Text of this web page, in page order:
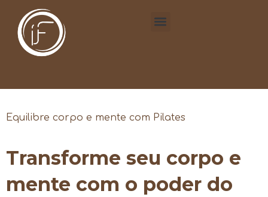
Equilibre corpo e mente com Pilates
Transforme seu corpo e
mente com o poder do